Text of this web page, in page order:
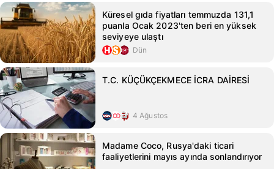
Küresel gıda fiyatları temmuzda 131,1
puanla Ocak 2023'ten beri en yüksek
seviyeye ulaştı
Dün
T.C. KÜÇÜKÇEKMECE İCRA DAİRESİ
4 Ağustos
Madame Coco, Rusya'daki ticari
faaliyetlerini mayıs ayında sonlandırıyor